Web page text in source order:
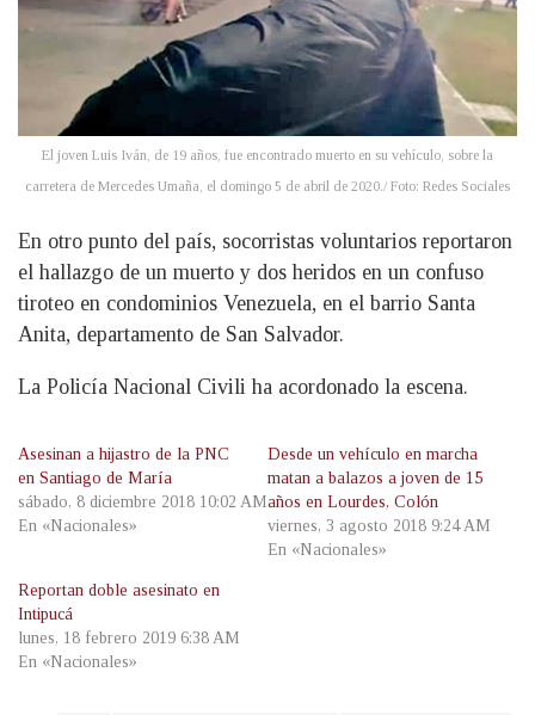
El joven Luis Iván, de 19 años, fue encontrado muerto en su vehículo, sobre la
carretera de Mercedes Umaña, el domingo 5 de abril de 2020./ Foto: Redes Sociales
En otro punto del país, socorristas voluntarios reportaron
el hallazgo de un muerto y dos heridos en un confuso
tiroteo en condominios Venezuela, en el barrio Santa
Anita, departamento de San Salvador.
La Policía Nacional Civili ha acordonado la escena.
Asesinan a hijastro de la PNC
en Santiago de María
sábado, 8 diciembre 2018 10:02 AM
En «Nacionales»
Desde un vehículo en marcha
matan a balazos a joven de 15
años en Lourdes, Colón
viernes, 3 agosto 2018 9:24 AM
En «Nacionales»
Reportan doble asesinato en
Intipucá
lunes, 18 febrero 2019 6:38 AM
En «Nacionales»